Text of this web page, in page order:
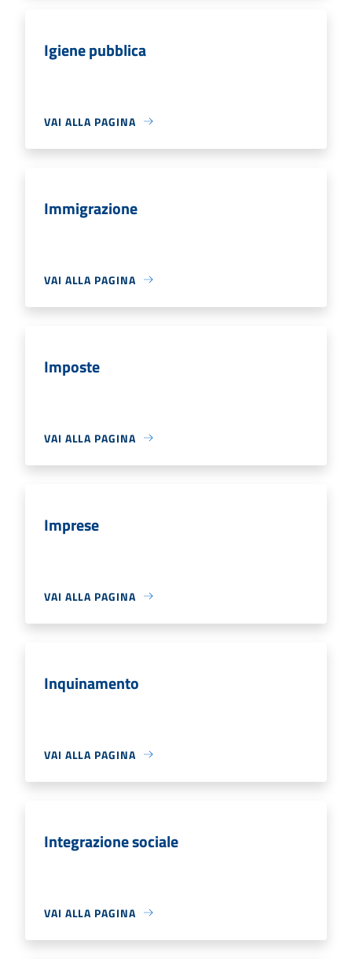
Igiene pubblica
VAI ALLA PAGINA
Immigrazione
VAI ALLA PAGINA
Imposte
VAI ALLA PAGINA
Imprese
VAI ALLA PAGINA
Inquinamento
VAI ALLA PAGINA
Integrazione sociale
VAI ALLA PAGINA